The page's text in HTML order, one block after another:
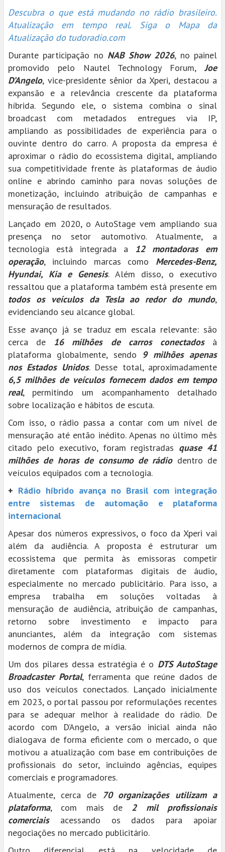
Descubra o que está mudando no rádio brasileiro.
Atualização em tempo real. Siga o Mapa da
Atualização do tudoradio.com
Durante participação no NAB Show 2026, no painel
promovido pelo Nautel Technology Forum,Joe
D’Angelo, vice-presidente sênior da Xperi, destacou a
expansão e a relevância crescente da plataforma
híbrida. Segundo ele, o sistema combina o sinal
broadcast com metadados entregues via IP,
ampliando as possibilidades de experiência para o
ouvinte dentro do carro. A proposta da empresa é
aproximar o rádio do ecossistema digital, ampliando
sua competitividade frente às plataformas de áudio
online e abrindo caminho para novas soluções de
monetização, incluindo atribuição de campanhas e
mensuração de resultados.
Lançado em 2020, o AutoStage vem ampliando sua
presença no setor automotivo. Atualmente, a
tecnologia está integrada a 12 montadoras em
operação, incluindo marcas como Mercedes-Benz,
Hyundai, Kia e Genesis. Além disso, o executivo
ressaltou que a plataforma também está presente em
todos os veículos da Tesla ao redor do mundo,
evidenciando seu alcance global.
Esse avanço já se traduz em escala relevante: são
cerca de 16 milhões de carros conectadosà
plataforma globalmente, sendo 9 milhões apenas
nos Estados Unidos. Desse total, aproximadamente
6,5 milhões de veículos fornecem dados em tempo
real, permitindo um acompanhamento detalhado
sobre localização e hábitos de escuta.
Com isso, o rádio passa a contar com um nível de
mensuração até então inédito. Apenas no último mês
citado pelo executivo, foram registradas quase 41
milhões de horas de consumo de rádiodentro de
veículos equipados com a tecnologia.
+ Rádio híbrido avança no Brasil com integração
entre sistemas de automação e plataforma
internacional
Apesar dos números expressivos, o foco da Xperi vai
além da audiência. A proposta é estruturar um
ecossistema que permita às emissoras competir
diretamente com plataformas digitais de áudio,
especialmente no mercado publicitário. Para isso, a
empresa trabalha em soluções voltadas à
mensuração de audiência, atribuição de campanhas,
retorno sobre investimento e impacto para
anunciantes, além da integração com sistemas
modernos de compra de mídia.
Um dos pilares dessa estratégia é o DTS AutoStage
Broadcaster Portal, ferramenta que reúne dados de
uso dos veículos conectados. Lançado inicialmente
em 2023, o portal passou por reformulações recentes
para se adequar melhor à realidade do rádio. De
acordo com D’Angelo, a versão inicial ainda não
dialogava de forma eficiente com o mercado, o que
motivou a atualização com base em contribuições de
profissionais do setor, incluindo agências, equipes
comerciais e programadores.
Atualmente, cerca de
70 organizações utilizam a
plataforma, com mais de 2 mil profissionais
comerciaisacessando os dados para apoiar
negociações no mercado publicitário.